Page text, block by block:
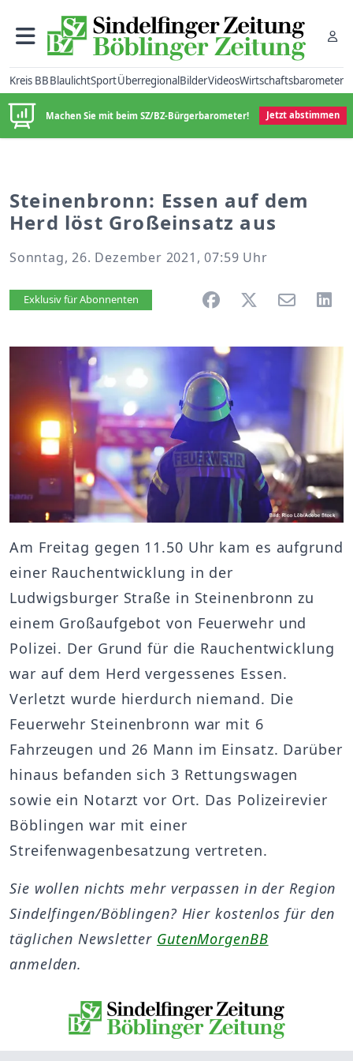
Kreis BBBlaulichtSportÜberregionalBilderVideosWirtschaftsbarometer
Machen Sie mit beim SZ/BZ-Bürgerbarometer! Jetzt abstimmen
Steinenbronn: Essen auf dem
Herd löst Großeinsatz aus
Sonntag, 26. Dezember 2021, 07:59 Uhr
Artikel vorlesen
Exklusiv für Abonnenten
Am Freitag gegen 11.50 Uhr kam es aufgrund
einer Rauchentwicklung in der
Ludwigsburger Straße in Steinenbronn zu
einem Großaufgebot von Feuerwehr und
Polizei. Der Grund für die Rauchentwicklung
war auf dem Herd vergessenes Essen.
Verletzt wurde hierdurch niemand. Die
Feuerwehr Steinenbronn war mit 6
Fahrzeugen und 26 Mann im Einsatz. Darüber
hinaus befanden sich 3 Rettungswagen
sowie ein Notarzt vor Ort. Das Polizeirevier
Böblingen war mit einer
Streifenwagenbesatzung vertreten.
Sie wollen nichts mehr verpassen in der Region
Sindelfingen/Böblingen? Hier kostenlos für den
täglichen Newsletter GutenMorgenBB
anmelden.